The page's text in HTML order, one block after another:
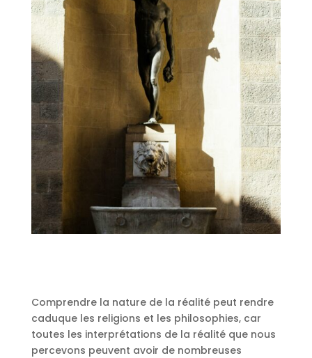
Comprendre la nature de la réalité peut rendre
caduque les religions et les philosophies, car
toutes les interprétations de la réalité que nous
percevons peuvent avoir de nombreuses